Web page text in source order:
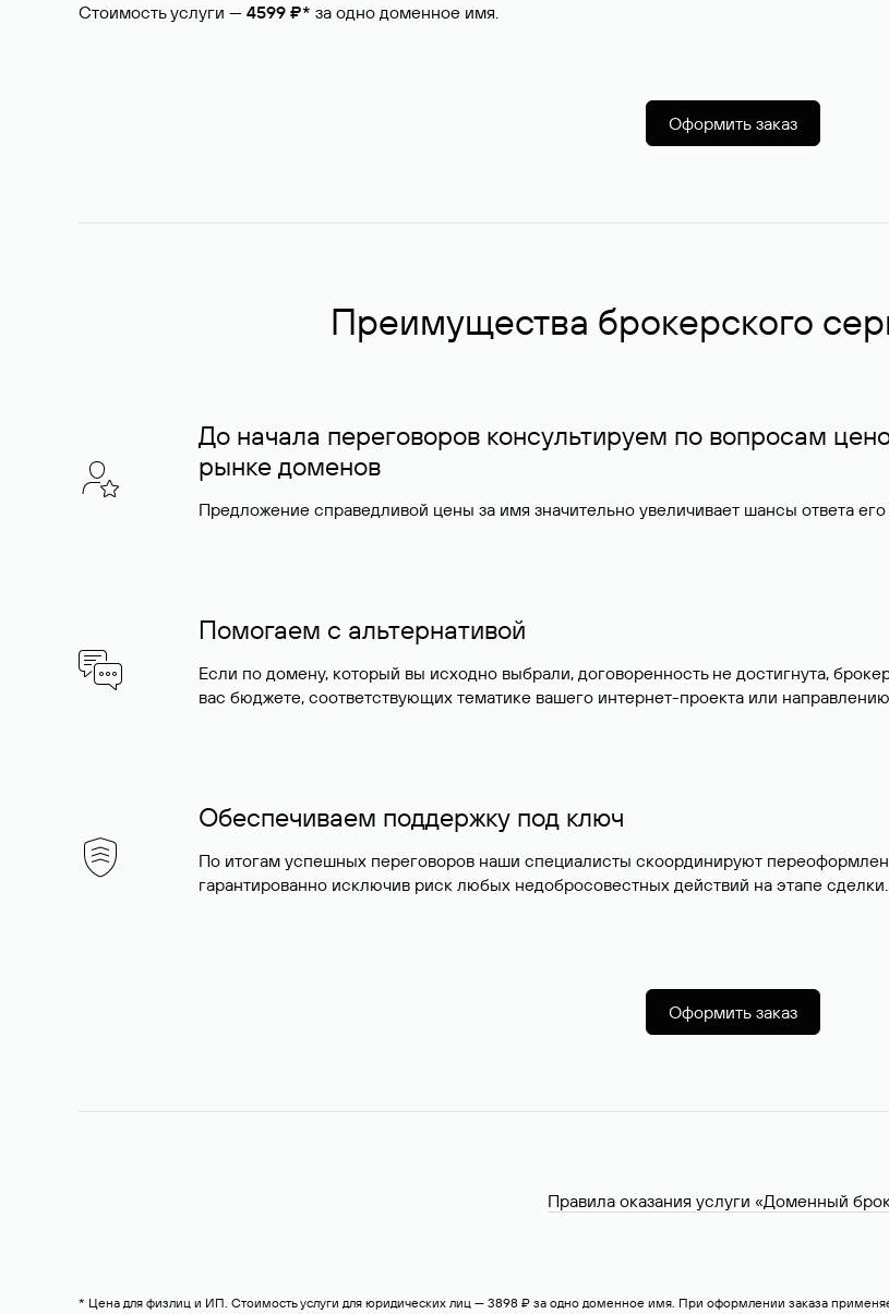
Стоимость услуги — 4599 ₽* за одно доменное имя.
Оформить заказ
Преимущества брокерского
До начала переговоров консультируем по вопросам
рынке доменов
Предложение справедливой цены за имя значительно увеличивает шансы ответа
Помогаем с альтернативой
Если по домену, который вы исходно выбрали, договоренность не достигнута,
вас бюджете, соответствующих тематике вашего интернет-проекта или
Обеспечиваем поддержку под ключ
По итогам успешных переговоров наши специалисты скоординируют
гарантированно исключив риск любых недобросовестных действий на этапе сделки.
Оформить заказ
Правила оказания услуги «Доменный
* Цена для физлиц и ИП. Стоимость услуги для юридических лиц — 3898 ₽ за одно доменное имя. При оформлении заказа